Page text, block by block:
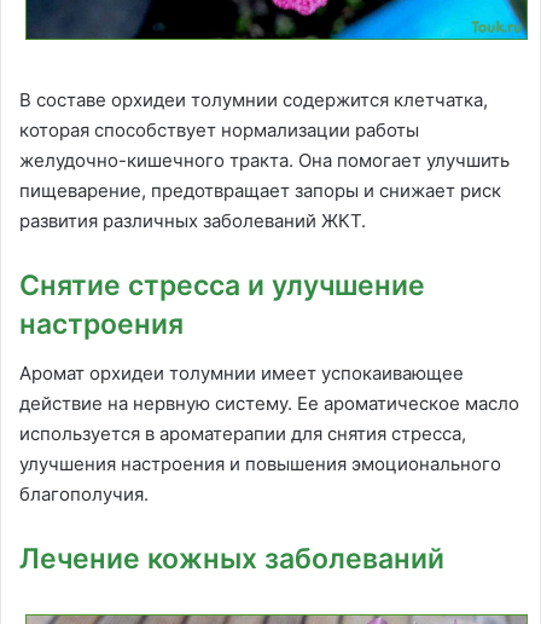
В составе орхидеи толумнии содержится клетчатка,
которая способствует нормализации работы
желудочно-кишечного тракта. Она помогает улучшить
пищеварение, предотвращает запоры и снижает риск
развития различных заболеваний ЖКТ.
Снятие стресса и улучшение
настроения
Аромат орхидеи толумнии имеет успокаивающее
действие на нервную систему. Ее ароматическое масло
используется в ароматерапии для снятия стресса,
улучшения настроения и повышения эмоционального
благополучия.
Лечение кожных заболеваний